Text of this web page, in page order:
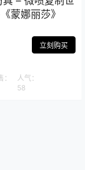
蒙娜丽莎》
立刻购买
：
人气：
58